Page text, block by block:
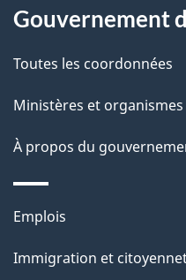
t
a
l
s
l
a
propos
ce
site
Gouvernement
Toutes les coordonnées
Ministères et organismes
À propos du
Thèmes
sujets
Emplois
Immigration et